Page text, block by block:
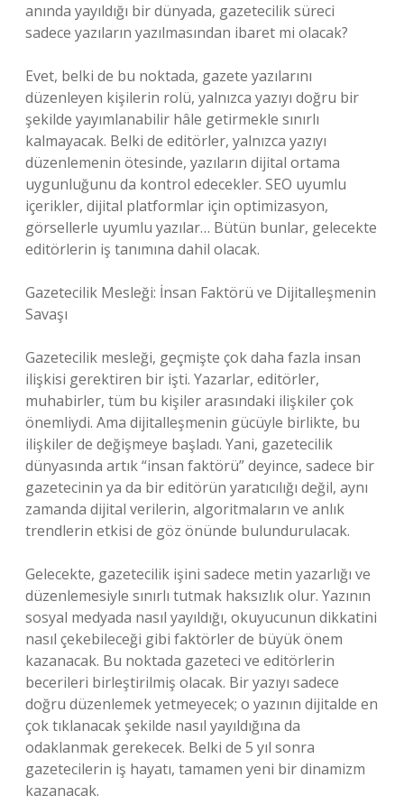
anında yayıldığı bir dünyada, gazetecilik süreci
sadece yazıların yazılmasından ibaret mi olacak?
Evet, belki de bu noktada, gazete yazılarını
düzenleyen kişilerin rolü, yalnızca yazıyı doğru bir
şekilde yayımlanabilir hâle getirmekle sınırlı
kalmayacak. Belki de editörler, yalnızca yazıyı
düzenlemenin ötesinde, yazıların dijital ortama
uygunluğunu da kontrol edecekler. SEO uyumlu
içerikler, dijital platformlar için optimizasyon,
görsellerle uyumlu yazılar… Bütün bunlar, gelecekte
editörlerin iş tanımına dahil olacak.
Gazetecilik Mesleği: İnsan Faktörü ve Dijitalleşmenin
Savaşı
Gazetecilik mesleği, geçmişte çok daha fazla insan
ilişkisi gerektiren bir işti. Yazarlar, editörler,
muhabirler, tüm bu kişiler arasındaki ilişkiler çok
önemliydi. Ama dijitalleşmenin gücüyle birlikte, bu
ilişkiler de değişmeye başladı. Yani, gazetecilik
dünyasında artık “insan faktörü” deyince, sadece bir
gazetecinin ya da bir editörün yaratıcılığı değil, aynı
zamanda dijital verilerin, algoritmaların ve anlık
trendlerin etkisi de göz önünde bulundurulacak.
Gelecekte, gazetecilik işini sadece metin yazarlığı ve
düzenlemesiyle sınırlı tutmak haksızlık olur. Yazının
sosyal medyada nasıl yayıldığı, okuyucunun dikkatini
nasıl çekebileceği gibi faktörler de büyük önem
kazanacak. Bu noktada gazeteci ve editörlerin
becerileri birleştirilmiş olacak. Bir yazıyı sadece
doğru düzenlemek yetmeyecek; o yazının dijitalde en
çok tıklanacak şekilde nasıl yayıldığına da
odaklanmak gerekecek. Belki de 5 yıl sonra
gazetecilerin iş hayatı, tamamen yeni bir dinamizm
kazanacak.